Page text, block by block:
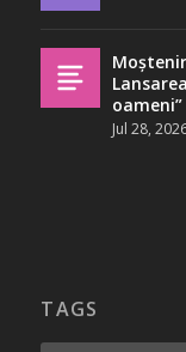
oameni”
Jul 28,
TAGS